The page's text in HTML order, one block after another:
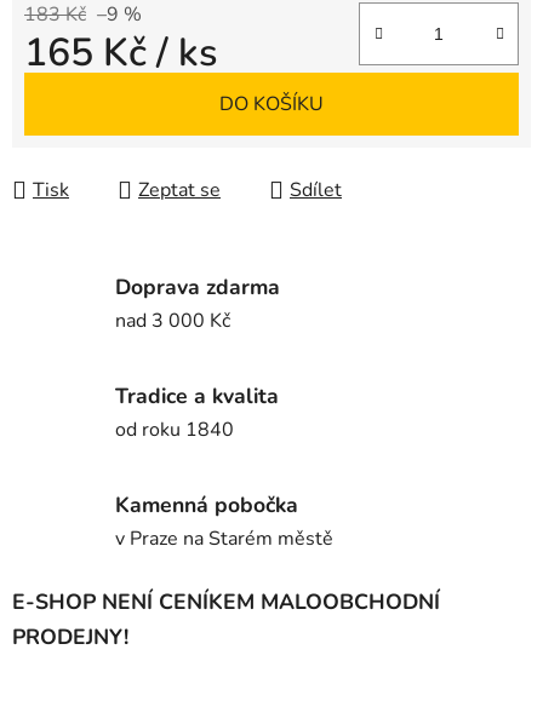
183 Kč –9 %
165 Kč/ ks
DO KOŠÍKU
Tisk Zeptat se Sdílet
Doprava zdarma
nad 3 000 Kč
Tradice a kvalita
od roku 1840
Kamenná pobočka
v Praze na Starém městě
E-SHOP NENÍ CENÍKEM MALOOBCHODNÍ
PRODEJNY!